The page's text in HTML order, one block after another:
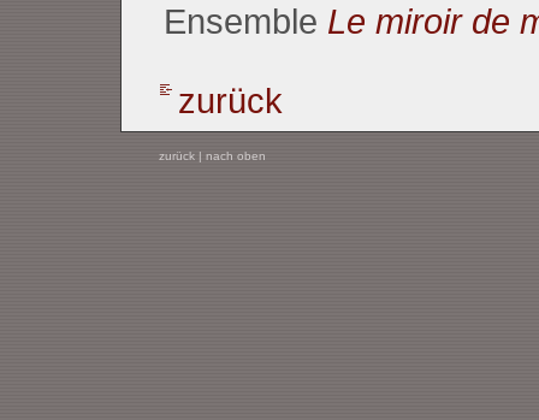
Ensemble Le miroir de
zurück
zurück| nach oben